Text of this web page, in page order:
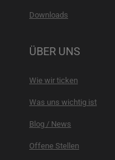
Downloads
ÜBER UNS
Wie wir ticken
Was uns wichtig ist
Blog / News
Offene Stellen